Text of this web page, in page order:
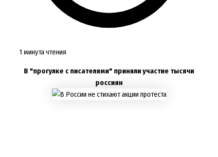
1 минута чтения
В "прогулке с писателями" приняли участие тысячи
россиян